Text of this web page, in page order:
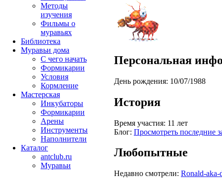
Персональная
День рождения: 10/07/1988
История
Время участия: 11 лет
Блог: Просмотреть последние
Любопытные
Недавно смотрели: Ronald-aka-
Методы
изучения
Фильмы о
муравьях
Библиотека
Муравьи дома
С чего начать
Формикарии
Условия
Кормление
Мастерская
Инкубаторы
Формикарии
Арены
Инструменты
Наполнители
Каталог
antclub.ru
Муравьи